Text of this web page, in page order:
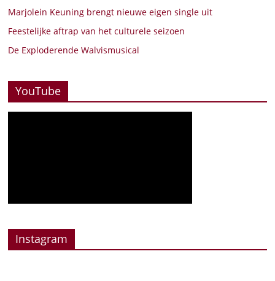
Marjolein Keuning brengt nieuwe eigen single uit
Feestelijke aftrap van het culturele seizoen
De Exploderende Walvismusical
YouTube
Instagram